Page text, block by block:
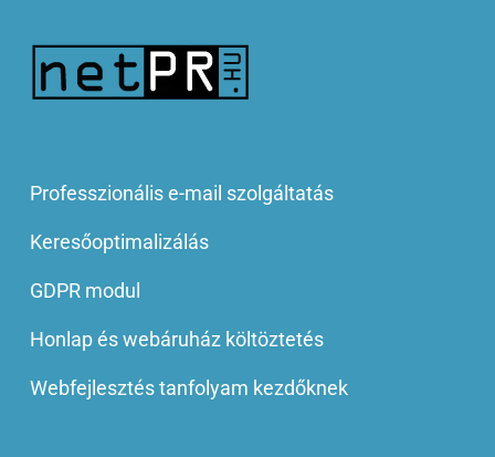
Professzionális e-mail szolgáltatás
Keresőoptimalizálás
GDPR modul
Honlap és webáruház költöztetés
Webfejlesztés tanfolyam kezdőknek